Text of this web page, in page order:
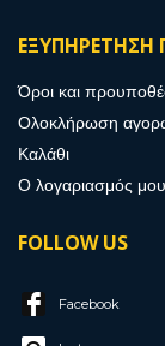
ΕΞΥΠΗΡΕΤΗΣΗ
Όροι και
Ολοκλήρωση
Καλάθι
Ο λογαριασμός μου
FOLLOW US
Facebook